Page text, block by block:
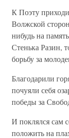
К Поэту
Волжской
нибудь на
Стенька Разин,
борьбу за
Благодарили
почуяли себя
победы за
И поклялся сам
положить на